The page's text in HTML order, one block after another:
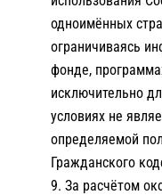
одноимённых
ограничиваясь
фонде,
исключительно
условиях не
определяемой
Гражданского
За расчётом